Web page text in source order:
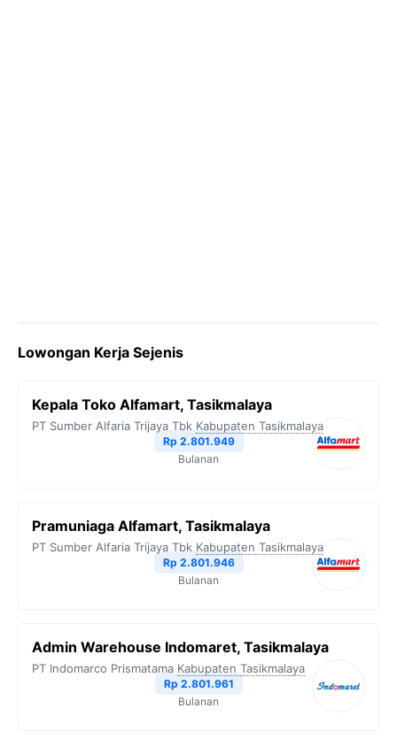
Lowongan Kerja Sejenis
Kepala Toko Alfamart, Tasikmalaya
PT Sumber Alfaria Trijaya Tbk Kabupaten Tasikmalaya
Rp 2.801.949
Bulanan
Pramuniaga Alfamart, Tasikmalaya
PT Sumber Alfaria Trijaya Tbk Kabupaten Tasikmalaya
Rp 2.801.946
Bulanan
Admin Warehouse Indomaret, Tasikmalaya
PT Indomarco Prismatama Kabupaten Tasikmalaya
Rp 2.801.961
Bulanan